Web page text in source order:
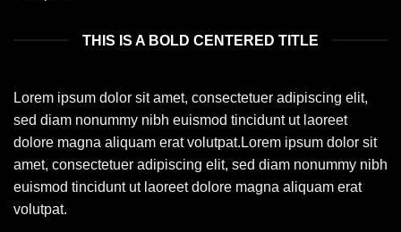
THIS IS A BOLD CENTERED TITLE
Lorem ipsum dolor sit amet, consectetuer adipiscing elit,
sed diam nonummy nibh euismod tincidunt ut laoreet
dolore magna aliquam erat volutpat.Lorem ipsum dolor sit
amet, consectetuer adipiscing elit, sed diam nonummy nibh
euismod tincidunt ut laoreet dolore magna aliquam erat
volutpat.